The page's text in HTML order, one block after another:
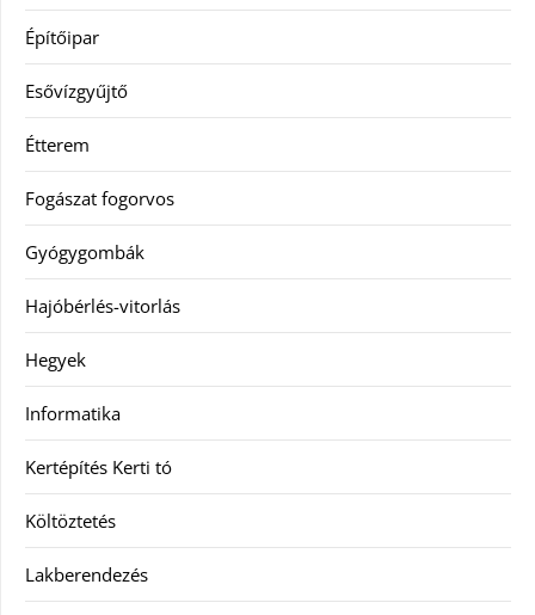
Építőipar
Esővízgyűjtő
Étterem
Fogászat fogorvos
Gyógygombák
Hajóbérlés-vitorlás
Hegyek
Informatika
Kertépítés Kerti tó
Költöztetés
Lakberendezés